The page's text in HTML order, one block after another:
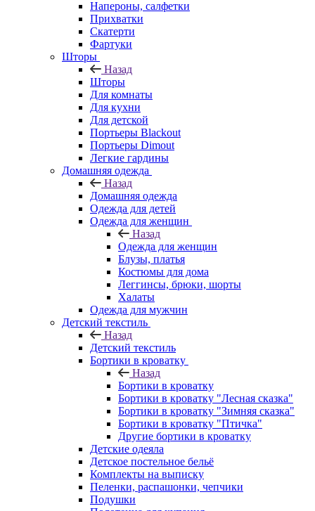
Напероны, салфетки
Прихватки
Скатерти
Фартуки
Шторы
Назад
Шторы
Для комнаты
Для кухни
Для детской
Портьеры Blackout
Портьеры Dimout
Легкие гардины
Домашняя одежда
Назад
Домашняя одежда
Одежда для детей
Одежда для женщин
Назад
Одежда для женщин
Блузы, платья
Костюмы для дома
Леггинсы, брюки, шорты
Халаты
Одежда для мужчин
Детский текстиль
Назад
Детский текстиль
Бортики в кроватку
Назад
Бортики в кроватку
Бортики в кроватку "Лесная сказка"
Бортики в кроватку "Зимняя сказка"
Бортики в кроватку "Птичка"
Другие бортики в кроватку
Детские одеяла
Детское постельное бельё
Комплекты на выписку
Пеленки, распашонки, чепчики
Подушки